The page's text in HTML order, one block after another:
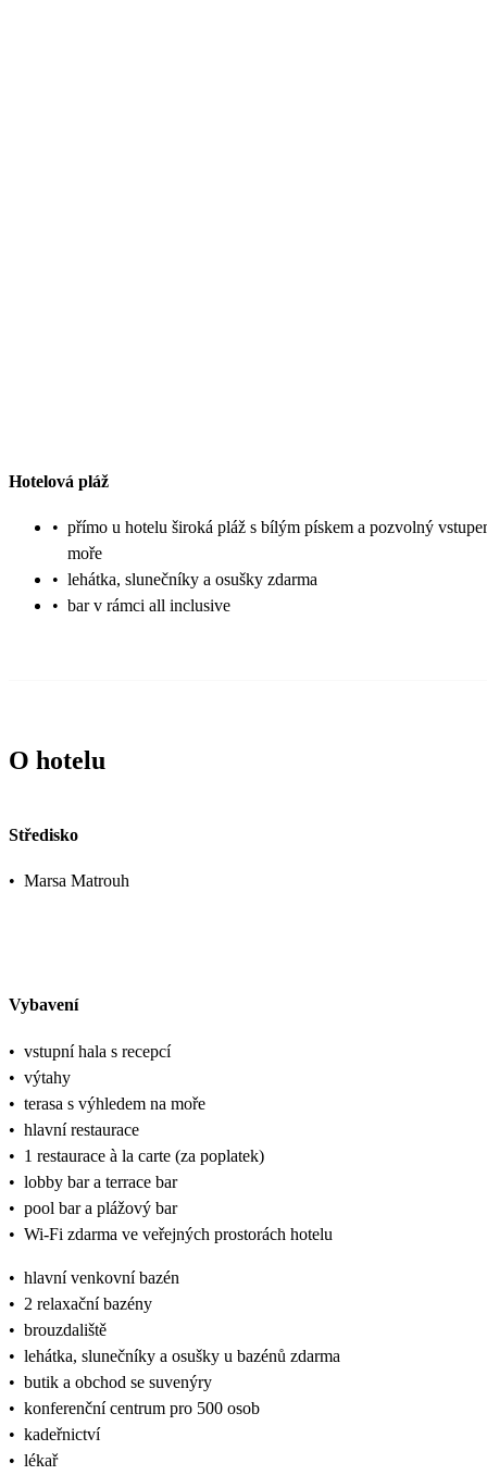
Hotelová pláž
• přímo u hotelu široká pláž s bílým pískem a pozvolný
moře
• lehátka, slunečníky a osušky zdarma
• bar v rámci all inclusive
O hotelu
Středisko
• Marsa Matrouh
Vybavení
• vstupní hala s recepcí
• výtahy
• terasa s výhledem na moře
• hlavní restaurace
• 1 restaurace à la carte (za poplatek)
• lobby bar a terrace bar
• pool bar a plážový bar
• Wi-Fi zdarma ve veřejných prostorách hotelu
• hlavní venkovní bazén
• 2 relaxační bazény
• brouzdaliště
• lehátka, slunečníky a osušky u bazénů zdarma
• butik a obchod se suvenýry
• konferenční centrum pro 500 osob
• kadeřnictví
• lékař